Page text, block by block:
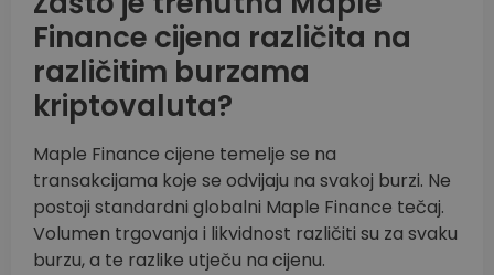
Finance cijena različita na
različitim burzama
kriptovaluta?
Maple Finance cijene temelje se na
transakcijama koje se odvijaju na svakoj burzi. Ne
postoji standardni globalni Maple Finance tečaj.
Volumen trgovanja i likvidnost različiti su za svaku
burzu, a te razlike utječu na cijenu.